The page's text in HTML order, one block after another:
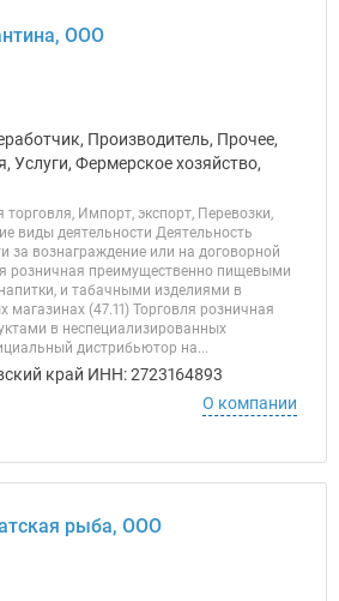
ООО
Производитель, Прочее,
Услуги, Фермерское хозяйство,
Импорт, экспорт, Перевозки,
виды деятельности Деятельность
за вознаграждение или на договорной
розничная преимущественно пищевыми
и табачными изделиями в
магазинах (47.11) Торговля розничная
в неспециализированных
дистрибьютор на...
край ИНН: 2723164893
О компании
рыба, ООО